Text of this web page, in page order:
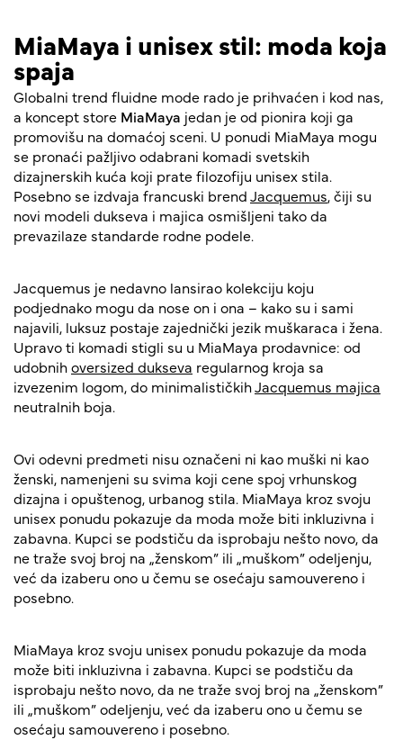
MiaMaya i unisex stil: moda koja
spaja
Globalni trend fluidne mode rado je prihvaćen i kod nas,
a koncept store MiaMaya jedan je od pionira koji ga
promovišu na domaćoj sceni. U ponudi MiaMaya mogu
se pronaći pažljivo odabrani komadi svetskih
dizajnerskih kuća koji prate filozofiju unisex stila.
Posebno se izdvaja francuski brendJacquemus, čiji su
novi modeli dukseva i majica osmišljeni tako da
prevazilaze standarde rodne podele.
Jacquemus je nedavno lansirao kolekciju koju
podjednako mogu da nose on i ona – kako su i sami
najavili, luksuz postaje zajednički jezik muškaraca i žena.
Upravo ti komadi stigli su u MiaMaya prodavnice: od
udobnihoversized dukseva regularnog kroja sa
izvezenim logom, do minimalističkihJacquemus majica
neutralnih boja.
Ovi odevni predmeti nisu označeni ni kao muški ni kao
ženski, namenjeni su svima koji cene spoj vrhunskog
dizajna i opuštenog, urbanog stila. MiaMaya kroz svoju
unisex ponudu pokazuje da moda može biti inkluzivna i
zabavna. Kupci se podstiču da isprobaju nešto novo, da
ne traže svoj broj na „ženskom” ili „muškom” odeljenju,
već da izaberu ono u čemu se osećaju samouvereno i
posebno.
MiaMaya kroz svoju unisex ponudu pokazuje da moda
može biti inkluzivna i zabavna. Kupci se podstiču da
isprobaju nešto novo, da ne traže svoj broj na „ženskom”
ili „muškom” odeljenju, već da izaberu ono u čemu se
osećaju samouvereno i posebno.